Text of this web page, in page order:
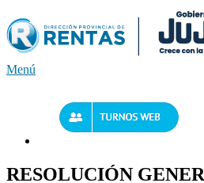
al
contenido
Menú
RESOLUCIÓN